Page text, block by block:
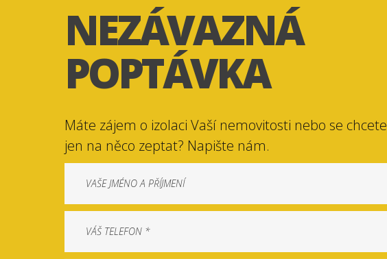
NEZÁVAZNÁ
POPTÁVKA
Máte zájem o izolaci Vaší nemovitosti nebo se chcete
jen na něco zeptat? Napište nám.